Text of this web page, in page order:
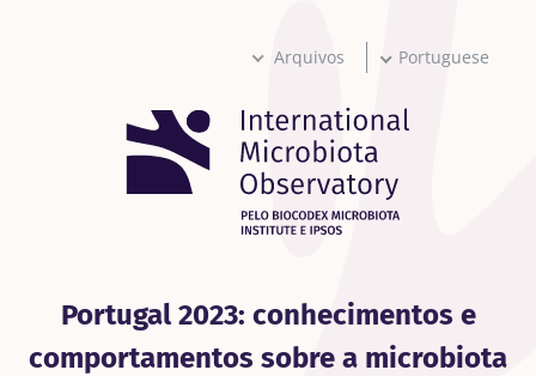
Arquivos Portuguese
Portugal 2023: conhecimentos e
comportamentos sobre a microbiota